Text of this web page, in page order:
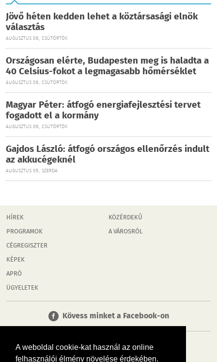
A weboldal cookie-kat használ az online
felhasználói élmény növelése érdekében.
Jövő héten kedden lehet a köztársasági elnök
választás
AUGUSZTUS 06., CSÜTÖRTÖK
Országosan elérte, Budapesten meg is haladta a
40 Celsius-fokot a legmagasabb hőmérséklet
AUGUSZTUS 06., CSÜTÖRTÖK
Magyar Péter: átfogó energiafejlesztési tervet
fogadott el a kormány
AUGUSZTUS 06., CSÜTÖRTÖK
Gajdos László: átfogó országos ellenőrzés indult
az akkucégeknél
AUGUSZTUS 05., SZERDA
HÍREK
PROGRAMOK
CÉGREGISZTER
KÉPEK
APRÓ
ÜGYELETEK
KÖZÉRDEKŰ
A VÁROSRÓL
Kövess minket a Facebook-on